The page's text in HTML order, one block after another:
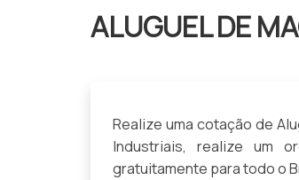
ALUGUEL DE
Realize uma cotação de
Industriais, realize um
gratuitamente para todo o